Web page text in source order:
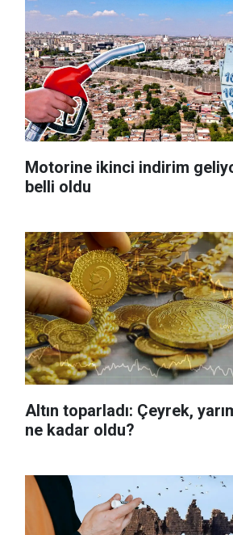
Motorine ikinci indirim
belli oldu
Altın toparladı: Çeyrek,
ne kadar oldu?